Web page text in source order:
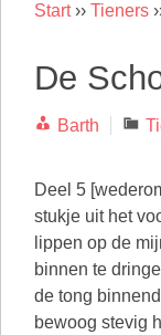
Start›› Tieners
De
Barth
Deel 5
stukje uit het
lippen op de
binnen te
de tong
bewoog stevig